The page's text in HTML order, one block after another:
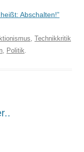
Abschalten!”
, Technikkritik
, Politik.